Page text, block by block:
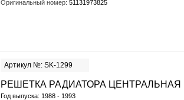
Оригинальный номер: 51131973825
Артикул №: SK-1299
РЕШЕТКА РАДИАТОРА ЦЕНТРАЛЬНАЯ
Год выпуска: 1988 - 1993